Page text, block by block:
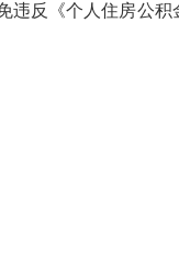
反《个人住房公积